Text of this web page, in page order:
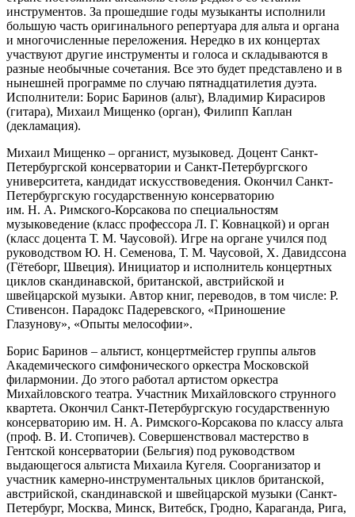
инструментов. За прошедшие годы музыканты исполнили
большую часть оригинального репертуара для альта и органа
и многочисленные переложения. Нередко в их концертах
участвуют другие инструменты и голоса и складываются в
разные необычные сочетания. Все это будет представлено и в
нынешней программе по случаю пятнадцатилетия дуэта.
Исполнители: Борис Баринов (альт), Владимир Кирасиров
(гитара), Михаил Мищенко (орган), Филипп Каплан
(декламация).
Михаил Мищенко – органист, музыковед. Доцент Санкт-
Петербургской консерватории и Санкт-Петербургского
университета, кандидат искусствоведения. Окончил Санкт-
Петербургскую государственную консерваторию
им. Н. А. Римского-Корсакова по специальностям
музыковедение (класс профессора Л. Г. Ковнацкой) и орган
(класс доцента Т. М. Чаусовой). Игре на органе учился под
руководством Ю. Н. Семенова, Т. М. Чаусовой, Х. Давидссона
(Гётеборг, Швеция). Инициатор и исполнитель концертных
циклов скандинавской, британской, австрийской и
швейцарской музыки. Автор книг, переводов, в том числе: Р.
Стивенсон. Парадокс Падеревского, «Приношение
Глазунову», «Опыты мелософии».
Борис Баринов – альтист, концертмейстер группы альтов
Академического симфонического оркестра Московской
филармонии. До этого работал артистом оркестра
Михайловского театра. Участник Михайловского струнного
квартета. Окончил Санкт-Петербургскую государственную
консерваторию им. Н. А. Римского-Корсакова по классу альта
(проф. В. И. Стопичев). Совершенствовал мастерство в
Гентской консерватории (Бельгия) под руководством
выдающегося альтиста Михаила Кугеля. Соорганизатор и
участник камерно-инструментальных циклов британской,
австрийской, скандинавской и швейцарской музыки (Санкт-
Петербург, Москва, Минск, Витебск, Гродно, Караганда, Рига,